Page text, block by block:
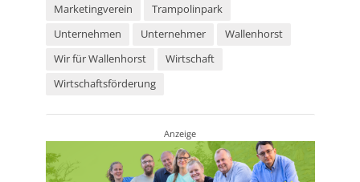
Marketingverein
Trampolinpark
Unternehmen
Unternehmer
Wallenhorst
Wir für Wallenhorst
Wirtschaft
Wirtschaftsförderung
Anzeige